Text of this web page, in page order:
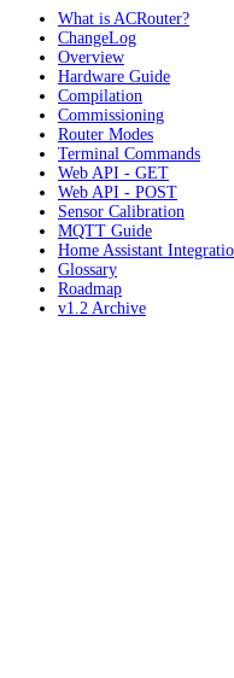
What is ACRouter?
ChangeLog
Overview
Hardware Guide
Compilation
Commissioning
Router Modes
Terminal Commands
Web API - GET
Web API - POST
Sensor Calibration
MQTT Guide
Home Assistant
Glossary
Roadmap
v1.2 Archive